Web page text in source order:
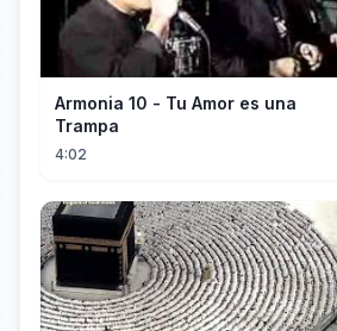
Armonia 10 - Tu Amor es una
Trampa
4:02